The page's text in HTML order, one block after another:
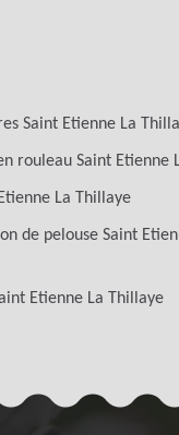
Saint Etienne La
rouleau Saint Etienne
La Thillaye
de pelouse Saint
Etienne La Thillaye